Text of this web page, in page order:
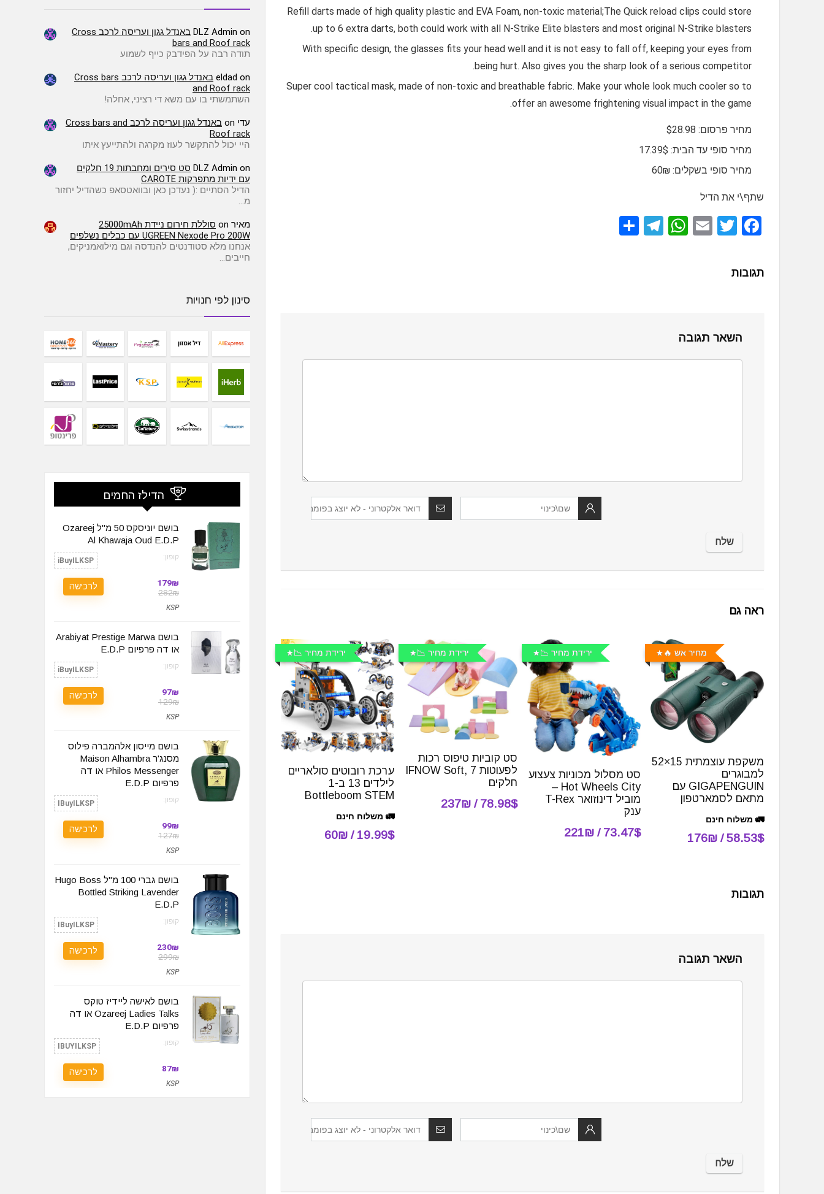
Refill darts made of high quality plastic and EVA Foam, non-toxic material;The Quick reload clips could store
up to 6 extra darts, both could work with all N-Strike Elite blasters and most original N-Strike blasters.
With specific design, the glasses fits your head well and it is not easy to fall off, keeping your eyes from
being hurt. Also gives you the sharp look of a serious competitor.
Super cool tactical mask, made of non-toxic and breathable fabric. Make your whole look much cooler so to
offer an awesome frightening visual impact in the game.
מחיר פרסום: $28.98
מחיר סופי עד הבית: 17.39$
מחיר סופי בשקלים: 60₪
שתף\י את הדיל
F
ce
b
k
T
E
W
T
תגובות
השאר תגובה
ראה גם
מחיר אש 🔥
משקפת עוצמתית 15×52
למבוגרים
GIGAPENGUIN עם
מתאם לסמארטפון
🚛 משלוח חינם
58.53$ / 176₪
ירידת מחיר 📉
סט מסלול מכוניות צעצוע
Hot Wheels City –
מוביל דינוזואר T-Rex
ענק
73.47$ / 221₪
ירידת מחיר 📉
סט קוביות טיפוס רכות
לפעוטות IFNOW Soft, 7
חלקים
78.98$ / 237₪
ירידת מחיר 📉
ערכת רובוטים סולאריים
לילדים 13 ב-1
Bottleboom STEM
🚛 משלוח חינם
19.99$ / 60₪
תגובות
השאר תגובה
DLZ Admin on
באנדל גגון ועריסה לרכב Cross
bars and Roof rack
תודה רבה על הפידבק כייף לשמוע
eldad on
באנדל גגון ועריסה לרכב Cross bars
and Roof rack
השתמשתי בו עם משא די רציני, אחלה!
עדי on
באנדל גגון ועריסה לרכב Cross bars and
Roof rack
היי יכול להתקשר לעוז מקרגה ולהתייעץ איתו
DLZ Admin on
סט סירים ומחבתות 19 חלקים
עם ידיות מתפרקות CAROTE
הדיל הסתיים :( ️נעדכן כאן ובוואטסאפ כשהדיל יחזור
מ…
מאיר on
סוללת חירום ניידת 25000mAh
UGREEN Nexode Pro 200W עם כבלים נשלפים
אנחנו מלא סטודנטים להנדסה וגם מילואמניקים,
חייבים…
סינון לפי חנויות
הדילז החמים
בושם יוניסקס 50 מ"ל Ozareej
Al Khawaja Oud E.D.P
קופון: iBuyILKSP
179₪
282₪
KSP
לרכישה
בושם Arabiyat Prestige Marwa
או דה פרפיום‏ E.D.P
קופון: iBuyILKSP
97₪
129₪
KSP
לרכישה
בושם מייסון אלהמברה פילוס
מסנג'ר Maison Alhambra
Philos Messenger או דה
פרפיום‏ E.D.P
קופון: IBuyILKSP
99₪
127₪
KSP
לרכישה
בושם גברי 100 מ"ל Hugo Boss
Bottled Striking Lavender
E.D.P
קופון: IBuyILKSP
230₪
299₪
KSP
לרכישה
בושם לאישה ליידיז טוקס
Ozareej Ladies Talks או דה
פרפיום‏ E.D.P
קופון: IBUYILKSP
87₪
KSP
לרכישה